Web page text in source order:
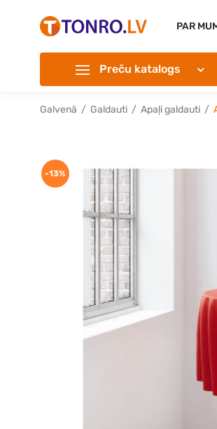
PAR
Preču katalogs
Galvenā Galdauti Apaļi galdauti
-13%